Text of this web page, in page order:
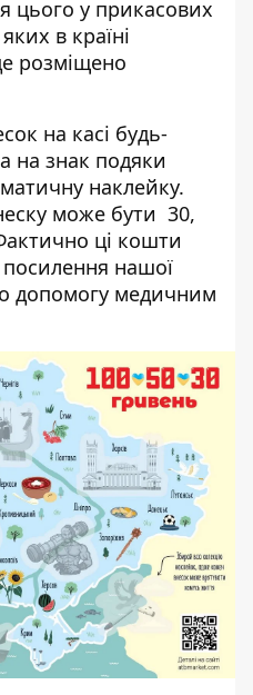
у прикасових
в країні
розміщено
на касі будь-
на знак подяки
наклейку.
може бути 30,
ці кошти
нашої
допомогу медичним